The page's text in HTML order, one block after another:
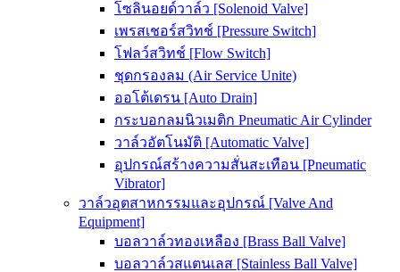
โซลินอยด์วาล์ว [Solenoid Valve]
เพรสเชอร์สวิทช์ [Pressure Switch]
โฟลว์สวิทช์ [Flow Switch]
ชุดกรองลม (Air Service Unite)
ออโต้เดรน [Auto Drain]
กระบอกลมนิวเมติก Pneumatic Air Cylinder
วาล์วอัตโนมัติ [Automatic Valve]
อุปกรณ์สร้างความสั่นสะเทือน [Pneumatic
Vibrator]
วาล์วอุตสาหกรรมและอุปกรณ์ [Valve And
Equipment]
บอลวาล์วทองเหลือง [Brass Ball Valve]
บอลวาล์วสแตนเลส [Stainless Ball Valve]